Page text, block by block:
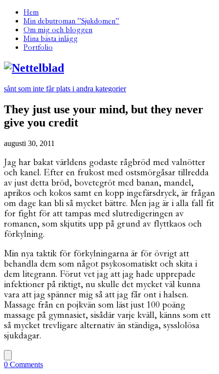
Hem
Min debutroman ”Sjukdomen”
Om mig och bloggen
Mina bästa inlägg
Portfolio
sånt som inte får plats i andra kategorier
They just use your mind, but they never
give you credit
augusti 30, 2011
Jag har bakat världens godaste rågbröd med valnötter
och kanel. Efter en frukost med ostsmörgåsar tillredda
av just detta bröd, bovetegröt med banan, mandel,
aprikos och kokos samt en kopp ingefärsdryck, är frågan
om dage kan bli så mycket bättre. Men jag är i alla fall fit
for fight för att tampas med slutredigeringen av
romanen, som skjutits upp på grund av flyttkaos och
förkylning.
Min nya taktik för förkylningarna är för övrigt att
behandla dem som något psykosomatiskt och skita i
dem litegrann. Förut vet jag att jag hade upprepade
infektioner på riktigt, nu skulle det mycket väl kunna
vara att jag spänner mig så att jag får ont i halsen.
Massage från en pojkvän som läst just 100 poäng
massage på gymnasiet, sisådär varje kväll, känns som ett
så mycket trevligare alternativ än ständiga, sysslolösa
sjukdagar.
0 Comments